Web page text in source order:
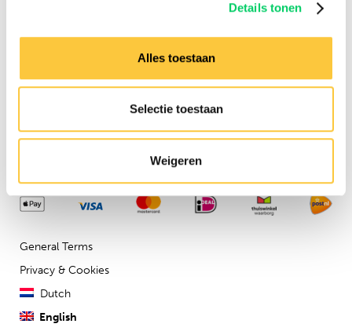
Details tonen
Alles toestaan
Selectie toestaan
Weigeren
service
Company details
1014AS
General Terms
Privacy & Cookies
Dutch
English